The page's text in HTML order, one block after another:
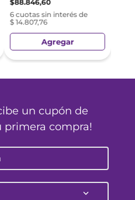
$88.846,60
6 cuotas sin interés de
$ 14.807,76
Agregar
un cupón de
primera compra!